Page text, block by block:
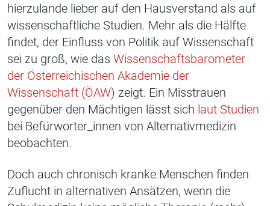
hierzulande lieber auf den Hausverstand als auf
wissenschaftliche Studien. Mehr als die Hälfte
findet, der Einfluss von Politik auf Wissenschaft
sei zu groß, wie das Wissenschaftsbarometer
der Österreichischen Akademie der
Wissenschaft (ÖAW) zeigt. Ein Misstrauen
gegenüber den Mächtigen lässt sich laut Studien
bei Befürworter_innen von Alternativmedizin
beobachten.
Doch auch chronisch kranke Menschen finden
Zuflucht in alternativen Ansätzen, wenn die